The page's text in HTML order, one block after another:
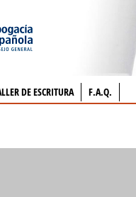
DE ESCRITURA F.A.Q.